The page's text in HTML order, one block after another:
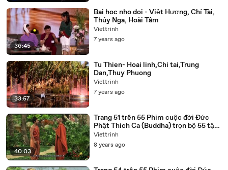
36:45
Bai hoc nho doi - Việt Hương, Chí Tài,
Thúy Nga, Hoài Tâm
Viettrinh
7 years ago
33:57
Tu Thien- Hoai linh,Chi tai,Trung
Dan,Thuy Phuong
Viettrinh
7 years ago
40:03
Trang 51 trên 55 Phim cuộc đời Đức
Phật Thích Ca (Buddha) trọn bộ 55 tập
lồng tiếng
Viettrinh
8 years ago